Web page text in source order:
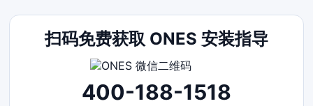
扫码免费获取 ONES 安装指导
400-188-1518